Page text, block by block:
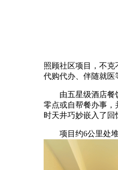
照顾社区项目，不克
代购代办、伴随就医
由五星级酒店餐饮
零点或自帮餐办事，
时天井巧妙嵌入了回
项目约6公里处堆